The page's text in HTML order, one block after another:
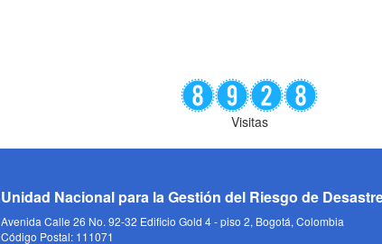
Visitas
Unidad Nacional para la Gestión del Riesgo de
Avenida Calle 26 No. 92-32 Edificio Gold 4 - piso 2, Bogotá, Colombia
Código Postal: 111071